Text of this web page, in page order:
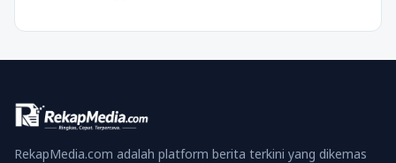
RekapMedia.com adalah platform berita terkini yang dikemas